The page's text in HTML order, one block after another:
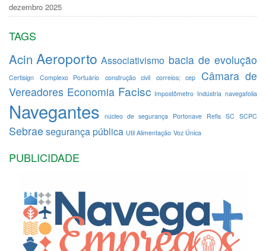
dezembro 2025
TAGS
Acin Aeroporto Associativismo bacia de evolução
Certisign Complexo Portuário construção civil correios; cep
Câmara de
Vereadores Economia Facisc Impostômetro Indústria navegafolia
Navegantes núcleo de segurança Portonave Refis SC SCPC
Sebrae segurança pública Util Alimentação Voz Única
PUBLICIDADE